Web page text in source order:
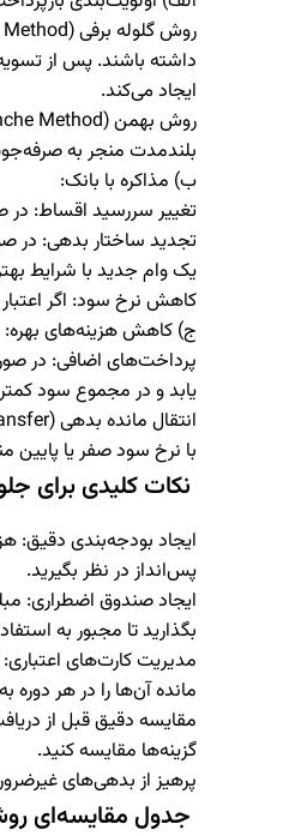
روش گلوله برفی (
داشته باشند. پس از
ایجاد می‌کند.
روش بهمن (Method
بلندمدت منجر به
ب) مذاکره با بانک:
تغییر سررسید اقساط: در
تجدید ساختار بدهی: در
یک وام جدید با شرایط
کاهش نرخ سود: اگر
ج) کاهش هزینه‌های بهره:
پرداخت‌های اضافی: در
یابد و در مجموع سود
انتقال مانده بدهی (
با نرخ سود صفر یا پایین
نکات کلیدی برای
ایجاد بودجه‌بندی دقیق:
پس‌انداز در نظر بگیرید.
ایجاد صندوق اضطراری:
بگذارید تا مجبور به
مدیریت کارت‌های اعتباری:
مانده آن‌ها را در هر دوره
مقایسه دقیق قبل از
گزینه‌ها مقایسه کنید.
پرهیز از بدهی‌های
جدول مقایسه‌ای